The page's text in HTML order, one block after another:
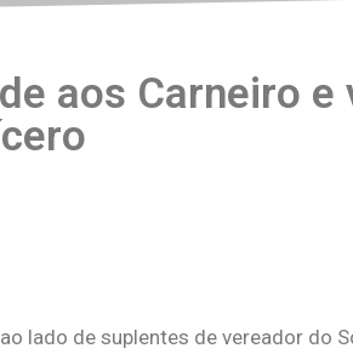
aos Carneiro e
lado de suplentes de vereador do